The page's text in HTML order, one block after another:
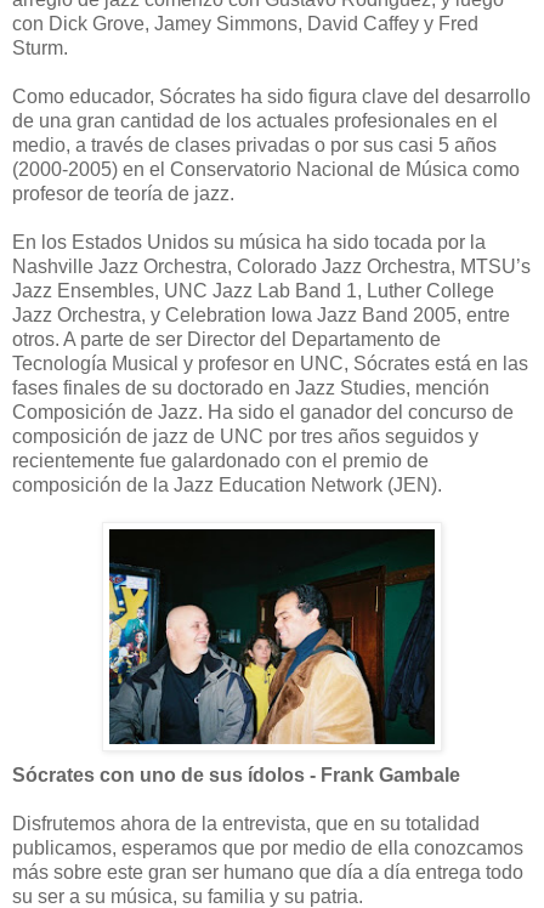
con Dick Grove, Jamey Simmons, David Caffey y Fred
Sturm.
Como educador, Sócrates ha sido figura clave del desarrollo
de una gran cantidad de los actuales profesionales en el
medio, a través de clases privadas o por sus casi 5 años
(2000-2005) en el Conservatorio Nacional de Música como
profesor de teoría de jazz.
En los Estados Unidos su música ha sido tocada por la
Nashville Jazz Orchestra, Colorado Jazz Orchestra, MTSU’s
Jazz Ensembles, UNC Jazz Lab Band 1, Luther College
Jazz Orchestra, y Celebration Iowa Jazz Band 2005, entre
otros. A parte de ser Director del Departamento de
Tecnología Musical y profesor en UNC, Sócrates está en las
fases finales de su doctorado en Jazz Studies, mención
Composición de Jazz. Ha sido el ganador del concurso de
composición de jazz de UNC por tres años seguidos y
recientemente fue galardonado con el premio de
composición de la Jazz Education Network (JEN).
Sócrates con uno de sus ídolos - Frank Gambale
Disfrutemos ahora de la entrevista, que en su totalidad
publicamos, esperamos que por medio de ella conozcamos
más sobre este gran ser humano que día a día entrega todo
su ser a su música, su familia y su patria.